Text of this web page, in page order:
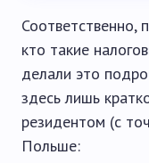
Соответственно,
кто такие
делали это
здесь лишь
резидентом (с
Польше: